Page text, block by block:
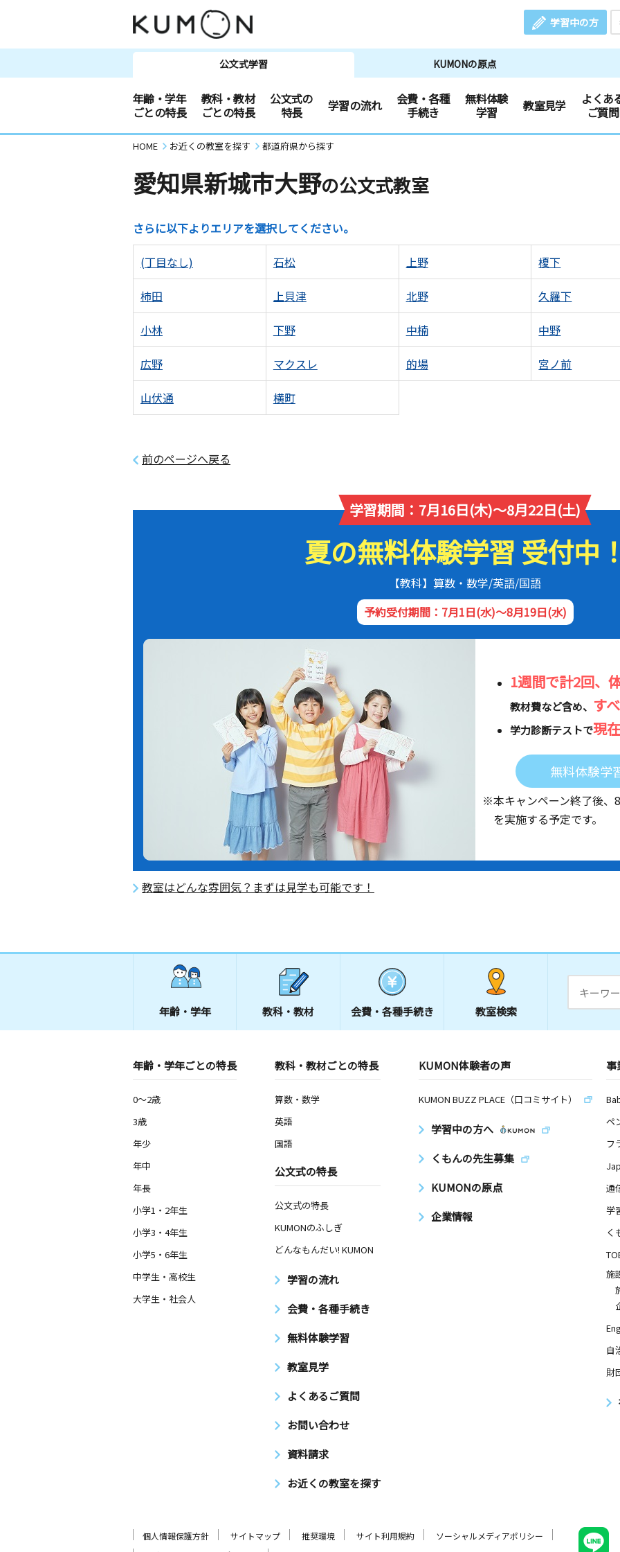
学習中の方
公文式学習 KUMONの原点
年齢・学年
ごとの特長
教科・教材
ごとの特長
公文式の
特長
学習の流れ
会費・各種
手続き
無料体験
学習
教室見学
よくあ
ご質問
HOME お近くの教室を探す 都道府県から探す
愛知県新城市大野の公文式教室
さらに以下よりエリアを選択してください。
(丁目なし) 石松 上野 榎下
柿田 上貝津 北野 久羅下
小林 下野 中楠 中野
広野 マクスレ 的場 宮ノ前
山伏通 横町
前のページへ戻る
学習期間：7月16日(木)～8月22日(土)
夏の無料体験学習 受付中！
【教科】算数・数学/英語/国語
予約受付期間：7月1日(水)～8月19日(水)
1週間で計2回、
教材費など含め、 す
学力診断テストで現
無料体験学
※本キャンペーン終了後、
を実施する予定です。
教室はどんな雰囲気？まずは見学も可能です！
年齢・学年 教科・教材 会費・ 各種手続き 教室検索
年齢・学年ごとの特長
0～2歳
3歳
年少
年中
年長
小学1・2年生
小学3・4年生
小学5・6年生
中学生・高校生
大学生・社会人
教科・教材ごとの特長
算数・数学
英語
国語
公文式の特長
公文式の特長
KUMONのふしぎ
どんなもんだい! KUMON
学習の流れ
会費・各種手続き
無料体験学習
教室見学
よくあるご質問
お問い合わせ
資料請求
お近くの教室を探す
KUMON体験者の声
KUMON BUZZ PLACE（口コミサイト）
学習中の方へ
くもんの先生募集
KUMONの原点
企業情報
事
ペ
フ
通
学
く
施
自
財
個人情報保護方針 サイトマップ 推奨環境 サイト利用規約
ソーシャルメディアポリシー